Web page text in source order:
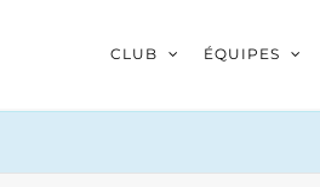
CLUB ÉQUIPES